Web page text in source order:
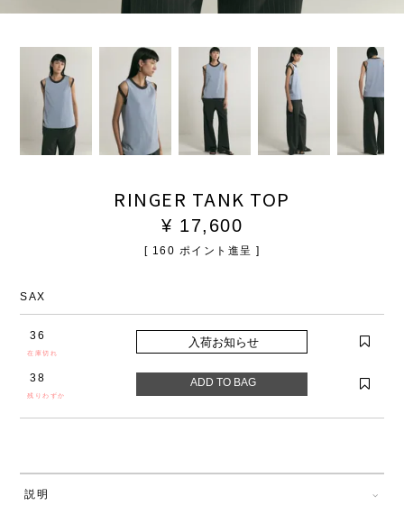
RINGER TANK TOP
¥ 17,600
[ 160 ポイント進呈 ]
SAX
36
在庫切れ
38
残りわずか
説明